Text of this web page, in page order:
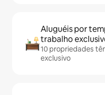
Aluguéis por
trabalho
10 propriedades
exclusivo